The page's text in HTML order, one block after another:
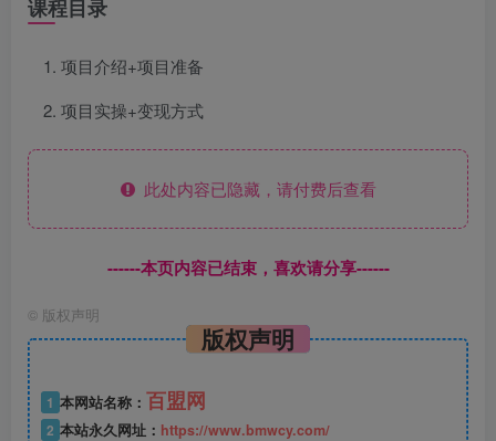
课程目录
项目介绍+项目准备
项目实操+变现方式
此处内容已隐藏，请付费后查看
------本页内容已结束，喜欢请分享------
© 版权声明
版权声明
1 本网站名称： 百盟网
2 本站永久网址： https://www.bmwcy.com/